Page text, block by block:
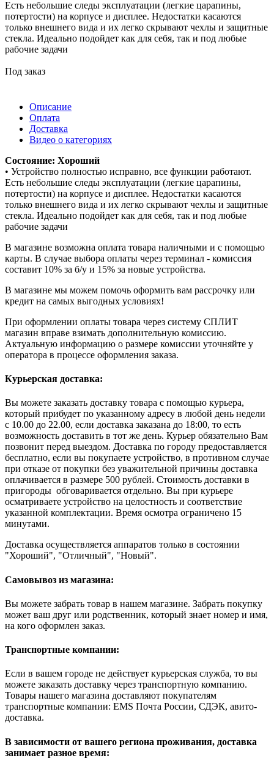
Есть небольшие следы эксплуатации (легкие царапины,
потертости) на корпусе и дисплее. Недостатки касаются
только внешнего вида и их легко скрывают чехлы и защитные
стекла. Идеально подойдет как для себя, так и под любые
рабочие задачи
Под заказ
Описание
Оплата
Доставка
Видео о категориях
Состояние: Хороший
• Устройство полностью исправно, все функции работают.
Есть небольшие следы эксплуатации (легкие царапины,
потертости) на корпусе и дисплее. Недостатки касаются
только внешнего вида и их легко скрывают чехлы и защитные
стекла. Идеально подойдет как для себя, так и под любые
рабочие задачи
В магазине возможна оплата товара наличными и с помощью
карты. В случае выбора оплаты через терминал - комиссия
составит 10% за б/у и 15% за новые устройства.
В магазине мы можем помочь оформить вам рассрочку или
кредит на самых выгодных условиях!
При оформлении оплаты товара через систему СПЛИТ
магазин вправе взимать дополнительную комиссию.
Актуальную информацию о размере комиссии уточняйте у
оператора в процессе оформления заказа.
Курьерская доставка:
Вы можете заказать доставку товара с помощью курьера,
который прибудет по указанному адресу в любой день недели
с 10.00 до 22.00, если доставка заказана до 18:00, то есть
возможность доставить в тот же день. Курьер обязательно Вам
позвонит перед выездом. Доставка по городу предоставляется
бесплатно, если вы покупаете устройство, в противном случае
при отказе от покупки без уважительной причины доставка
оплачивается в размере 500 рублей. Стоимость доставки в
пригороды обговаривается отдельно. Вы при курьере
осматриваете устройство на целостность и соответствие
указанной комплектации. Время осмотра ограничено 15
минутами.
Доставка осуществляется аппаратов только в состоянии
"Хороший", "Отличный", "Новый".
Самовывоз из магазина:
Вы можете забрать товар в нашем магазине. Забрать покупку
может ваш друг или родственник, который знает номер и имя,
на кого оформлен заказ.
Транспортные компании:
Если в вашем городе не действует курьерская служба, то вы
можете заказать доставку через транспортную компанию.
Товары нашего магазина доставляют покупателям
транспортные компании: EMS Почта России, СДЭК, авито-
доставка.
В зависимости от вашего региона проживания, доставка
занимает разное время: